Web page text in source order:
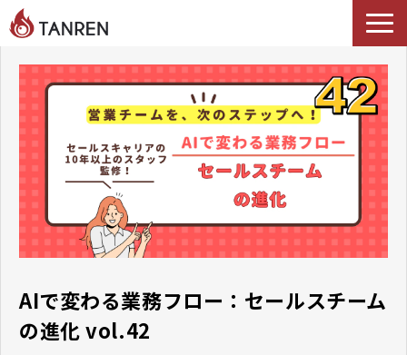
TANRENとは
AIイネーブルメント
選ばれる理由
導入事例
料金・プラン
ブログ
Podcast
AIで変わる業務フロー：セールスチーム
の進化 vol.42